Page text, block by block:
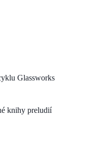
Glassworks
knihy preludií